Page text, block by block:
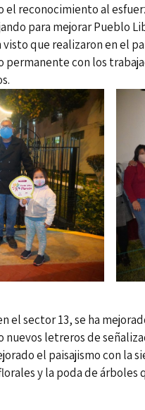
reconocimiento al
para mejorar Pueblo
que realizaron en el
con los
el sector 13, se ha
nuevos letreros de
el paisajismo con la
y la poda de